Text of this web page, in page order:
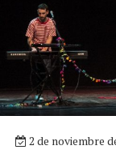
2 de noviembre